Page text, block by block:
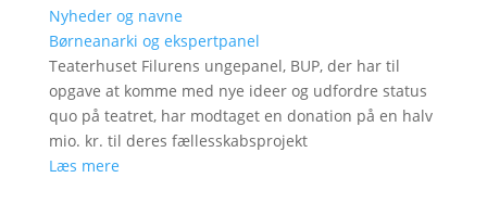
Nyheder og navne
Børneanarki og ekspertpanel
Teaterhuset Filurens ungepanel, BUP, der har til
opgave at komme med nye ideer og udfordre status
quo på teatret, har modtaget en donation på en halv
mio. kr. til deres fællesskabsprojekt
Læs mere